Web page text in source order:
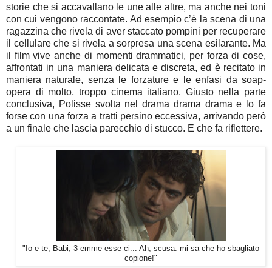
storie che si accavallano le une alle altre, ma anche nei toni
con cui vengono raccontate. Ad esempio c’è la scena di una
ragazzina che rivela di aver staccato pompini per recuperare
il cellulare che si rivela a sorpresa una scena esilarante. Ma
il film vive anche di momenti drammatici, per forza di cose,
affrontati in una maniera delicata e discreta, ed è recitato in
maniera naturale, senza le forzature e le enfasi da soap-
opera di molto, troppo cinema italiano. Giusto nella parte
conclusiva, Polisse svolta nel drama drama drama e lo fa
forse con una forza a tratti persino eccessiva, arrivando però
a un finale che lascia parecchio di stucco. E che fa riflettere.
"Io e te, Babi, 3 emme esse ci... Ah, scusa: mi sa che ho sbagliato
copione!"